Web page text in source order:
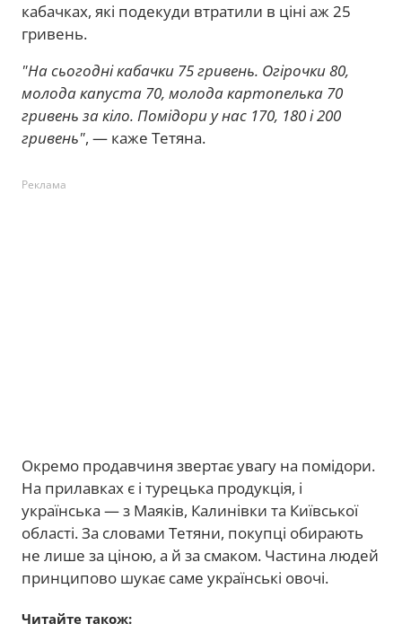
кабачках, які подекуди втратили в ціні аж 25
гривень.
"На сьогодні кабачки 75 гривень. Огірочки 80,
молода капуста 70, молода картопелька 70
гривень за кіло. Помідори у нас 170, 180 і 200
гривень", — каже Тетяна.
Реклама
Окремо продавчиня звертає увагу на помідори.
На прилавках є і турецька продукція, і
українська — з Маяків, Калинівки та Київської
області. За словами Тетяни, покупці обирають
не лише за ціною, а й за смаком. Частина людей
принципово шукає саме українські овочі.
Читайте також: